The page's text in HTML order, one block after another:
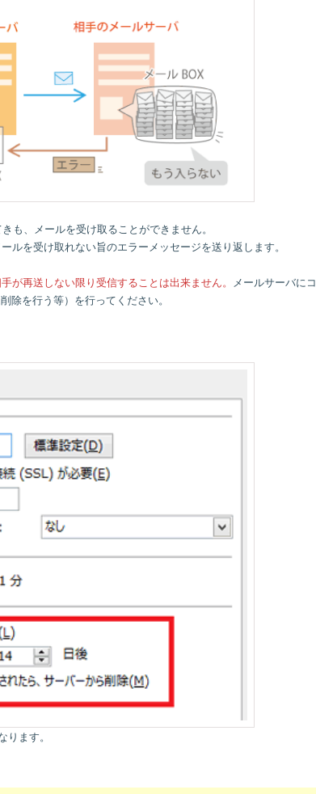
も、メールを受け取ることができません。
ルを受け取れない旨のエラーメッセージを送り返します。
が再送しない限り受信することは出来ません。
メールサーバにコ
除を行う等）を行ってください。
ます。